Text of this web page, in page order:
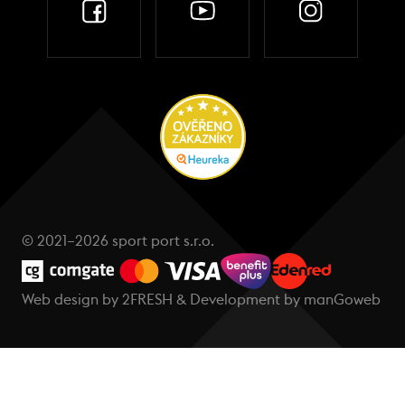
© 2021–2026 sport port s.r.o.
Web design by 2FRESH & Development by manGoweb